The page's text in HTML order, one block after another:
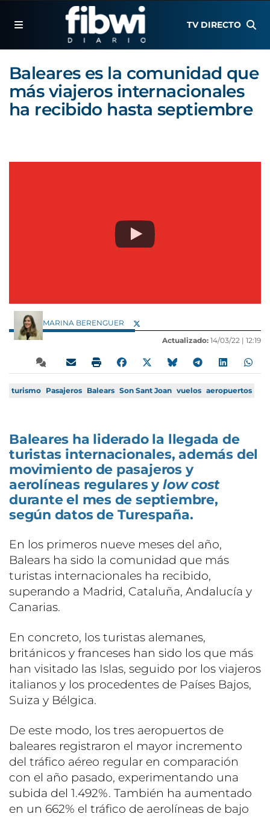
TV DIRECTO
Baleares es la comunidad que
más viajeros internacionales
ha recibido hasta septiembre
MARINA BERENGUER
Actualizado: 14/03/22 | 12:19
turismo Pasajeros Balears Son Sant Joan vuelos aeropuertos
Baleares ha liderado la llegada de
turistas internacionales, además del
movimiento de pasajeros y
aerolíneas regulares ylow cost
durante el mes de septiembre,
según datos de Turespaña.
En los primeros nueve meses del año,
Balears ha sido la comunidad que más
turistas internacionales ha recibido,
superando a Madrid, Cataluña, Andalucía y
Canarias.
En concreto, los turistas alemanes,
británicos y franceses han sido los que más
han visitado las Islas, seguido por los viajeros
italianos y los procedentes de Países Bajos,
Suiza y Bélgica.
De este modo, los tres aeropuertos de
baleares registraron el mayor incremento
del tráfico aéreo regular en comparación
con el año pasado, experimentando una
subida del 1.492%. También ha aumentado
en un 662% el tráfico de aerolíneas de bajo